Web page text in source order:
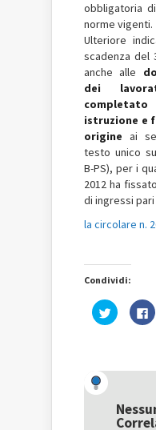
obbligatoria
norme vigenti.
Ulteriore
scadenza del
anche alle
dei
istruzione e
origine ai
testo unico
B-PS), per i
2012 ha
di ingressi pari
la circolare n.
Condividi:
Fai
clic
una
nuova
finestra)
Fai